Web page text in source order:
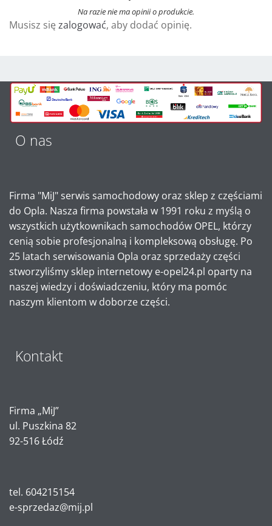
n
v
:
Na razie nie ma opinii o produkcie.
Musisz się zalogować, aby dodać opinię.
O nas
Firma "MiJ" serwis samochodowy oraz sklep z częściami
do Opla. Nasza firma powstała w 1991 roku z myślą o
wszystkich użytkownikach samochodów OPEL, którzy
cenią sobie profesjonalną i kompleksową obsługę. Po
25 latach serwisowania Opla oraz sprzedaży części
stworzyliśmy sklep internetowy e-opel24.pl oparty na
naszej wiedzy i doświadczeniu, który ma pomóc
naszym klientom w doborze części.
Kontakt
Firma „MiJ”
ul. Puszkina 82
92-516 Łódź
tel. 604215154
e-sprzedaz@mij.pl